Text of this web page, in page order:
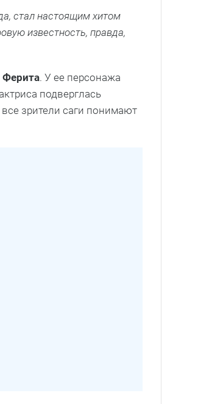
стал настоящим хитом
известность, правда,
Ферита. У ее персонажа
подверглась
зрители саги понимают